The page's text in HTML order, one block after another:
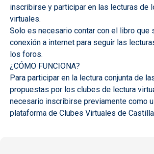
inscribirse y participar en las lecturas de
virtuales.
Solo es necesario contar con el libro que
conexión a internet para seguir las
los foros.
¿CÓMO FUNCIONA?
Para participar en la lectura conjunta de
propuestas por los clubes de lectura
necesario inscribirse previamente como
plataforma de Clubes Virtuales de